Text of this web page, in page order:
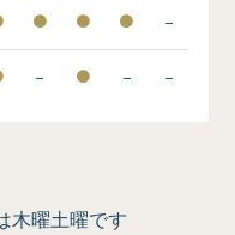
−
− − −
木曜土曜です